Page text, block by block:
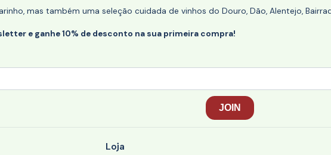
mas também uma seleção cuidada de vinhos do Douro, Dão, Alentejo,
e ganhe 10% de desconto na sua primeira compra!
Loja